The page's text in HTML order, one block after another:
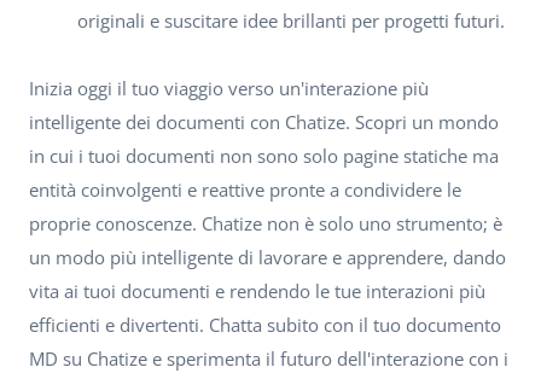
originali e suscitare idee brillanti per progetti futuri.
Inizia oggi il tuo viaggio verso un'interazione più
intelligente dei documenti con Chatize. Scopri un mondo
in cui i tuoi documenti non sono solo pagine statiche ma
entità coinvolgenti e reattive pronte a condividere le
proprie conoscenze. Chatize non è solo uno strumento; è
un modo più intelligente di lavorare e apprendere, dando
vita ai tuoi documenti e rendendo le tue interazioni più
efficienti e divertenti. Chatta subito con il tuo documento
MD su Chatize e sperimenta il futuro dell'interazione con i